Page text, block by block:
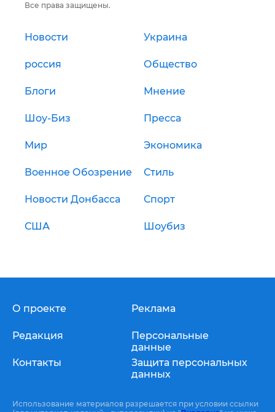
Все права защищены.
Новости Украина
россия Общество
Блоги Мнение
Шоу-Биз Пресса
Мир Экономика
Военное Обозрение Стиль
Новости Донбасса Спорт
США Шоубиз
О проекте
Редакция
Контакты
Реклама
Персональные
данные
Защита персональных
данных
Использование материалов разрешается при условии ссылки